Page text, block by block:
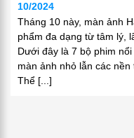
10/2024
Tháng 10 này, màn ảnh
phẩm đa dạng từ tâm lý,
Dưới đây là 7 bộ phim
màn ảnh nhỏ lẫn các
Thể [...]